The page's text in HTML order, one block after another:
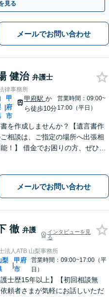
見る
メールでお問い合わせ
健治 弁護士
律事務所
|
甲
府
市
甲府駅 か
ら徒歩10分
営業時間：09:00~
17:00（平日）
を作成しませんか？【遺言書作
相談は、ご指定の場所へ出張相
！】 借金でお困りの方、ぜひご
。借金問題で困ったらまず相談
メールでお問い合わせ
徹 弁護
インタビューを見
る
法人ATB 山梨事務所
梨
|
甲府
市
営業時間：09:00~17:00（平
日）
護士歴15年以上】【初回相談無
頼者さまが気軽にお話しいただ